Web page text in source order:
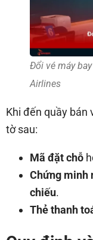
Đổi vé máy
Airlines
Khi đến quầy bán
tờ sau:
Mã đặt chỗ
Chứng minh
chiếu.
Thẻ thanh